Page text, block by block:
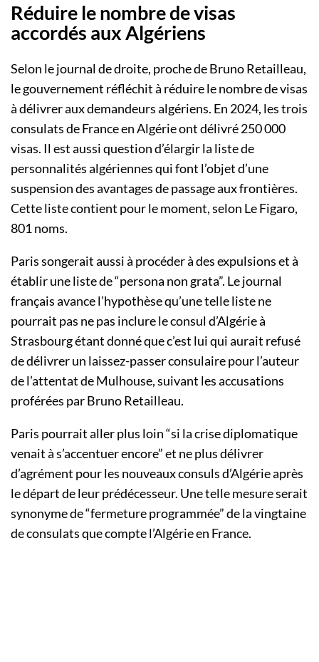
Réduire le nombre de visas
accordés aux Algériens
Selon le journal de droite, proche de Bruno Retailleau,
le gouvernement réfléchit à réduire le nombre de visas
à délivrer aux demandeurs algériens. En 2024, les trois
consulats de France en Algérie ont délivré 250 000
visas. Il est aussi question d’élargir la liste de
personnalités algériennes qui font l’objet d’une
suspension des avantages de passage aux frontières.
Cette liste contient pour le moment, selon Le Figaro,
801 noms.
Paris songerait aussi à procéder à des expulsions et à
établir une liste de “persona non grata”. Le journal
français avance l’hypothèse qu’une telle liste ne
pourrait pas ne pas inclure le consul d’Algérie à
Strasbourg étant donné que c’est lui qui aurait refusé
de délivrer un laissez-passer consulaire pour l’auteur
de l’attentat de Mulhouse, suivant les accusations
proférées par Bruno Retailleau.
Paris pourrait aller plus loin “si la crise diplomatique
venait à s’accentuer encore” et ne plus délivrer
d’agrément pour les nouveaux consuls d’Algérie après
le départ de leur prédécesseur. Une telle mesure serait
synonyme de “fermeture programmée” de la vingtaine
de consulats que compte l’Algérie en France.